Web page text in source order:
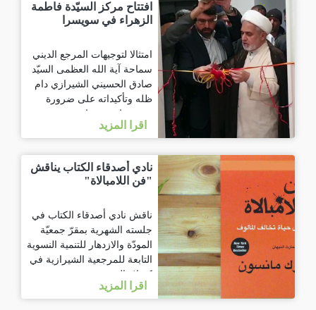
افتتاح مركز السيّدة فاطمة
الزهراء في سويسرا
امتثالا لتوجيهات المرجع الديني
سماحة آية الله العظمى السيّد
صادق الحسيني الشيرازي دام
ظله وتأكيداته على ضرورة
نشر معارف وثقافة
اقرا المزيد
نادي أصدقاء الكتاب يناقش
"فن اللامبالاة"
ناقش نادي أصدقاء الكتاب في
جلسته الشهرية بمقرّ جمعيّة
المودّة والازدهار للتنمية النسوية
التابعة للمرجعية الشيرازية في
كربلاء المقدسة ندوة
اقرا المزيد